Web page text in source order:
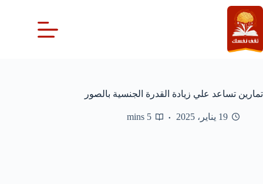
التجاوز
إلى
المحتوى
تمارين تساعد علي زيادة القدرة الجنسية بالصور
19 يناير، 2025 5 mins